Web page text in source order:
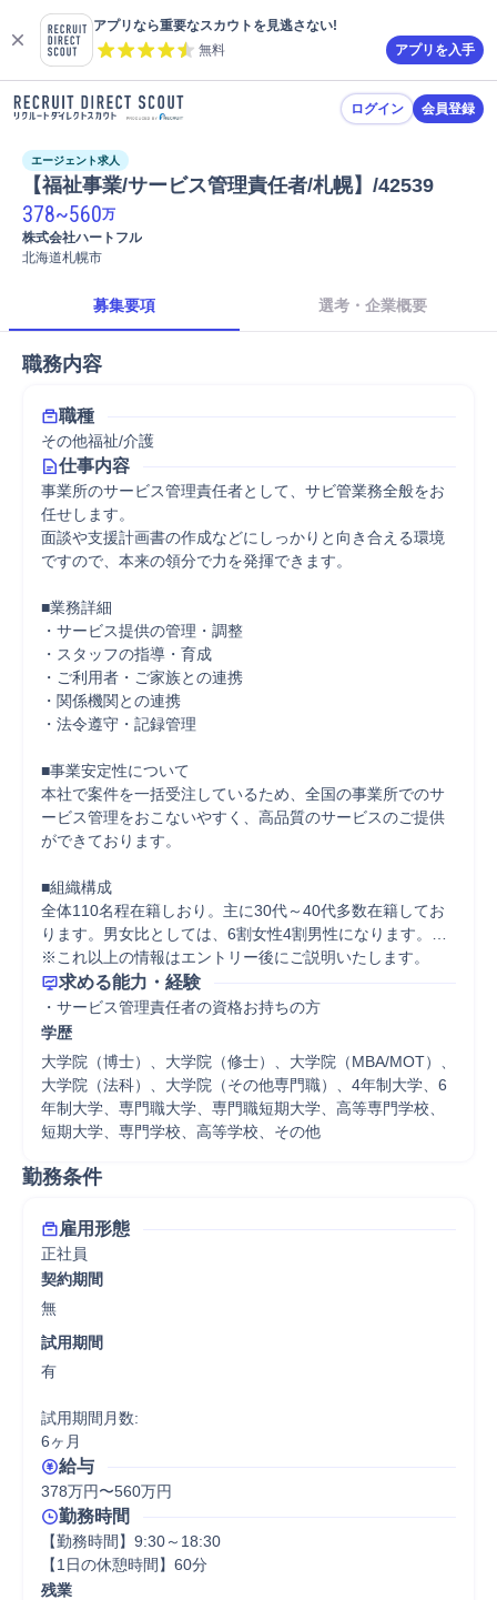
アプリなら重要なスカウトを見逃さない!
無料
アプリを入手
ログイン 会員登録
エージェント求人
【福祉事業/サービス管理責任者/札幌】/42539
378~560万
株式会社ハートフル
北海道札幌市
募集要項 選考・企業概要
職務内容
職種
その他福祉/介護
仕事内容
事業所のサービス管理責任者として、サビ管業務全般をお
任せします。
面談や支援計画書の作成などにしっかりと向き合える環境
ですので、本来の領分で力を発揮できます。
■業務詳細
・サービス提供の管理・調整
・スタッフの指導・育成
・ご利用者・ご家族との連携
・関係機関との連携
・法令遵守・記録管理
■事業安定性について
本社で案件を一括受注しているため、全国の事業所でのサ
ービス管理をおこないやすく、高品質のサービスのご提供
ができております。
■組織構成
全体110名程在籍しおり。主に30代～40代多数在籍してお
ります。男女比としては、6割女性4割男性になります。…
※これ以上の情報はエントリー後にご説明いたします。
求める能力・経験
・サービス管理責任者の資格お持ちの方
学歴
大学院（博士）、大学院（修士）、大学院（MBA/MOT）、
大学院（法科）、大学院（その他専門職）、4年制大学、6
年制大学、専門職大学、専門職短期大学、高等専門学校、
短期大学、専門学校、高等学校、その他
勤務条件
雇用形態
正社員
契約期間
無
試用期間
有
試用期間月数:
6ヶ月
給与
378万円〜560万円
勤務時間
【勤務時間】9:30～18:30
【1日の休憩時間】60分
残業